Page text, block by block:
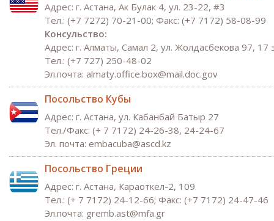
Адрес: г. Астана, Ак Булак 4, ул. 23-22, #3
Тел.: (+7 7272) 70-21-00; Факс: (+7 7172) 58-08-99
Консульство:
Адрес: г. Алматы, Самал 2, ул. Жолдасбекова 97, 17
Тел.: (+7 727) 250-48-02
Эл.почта: almaty.office.box@mail.doc.gov
Посольство Кубы
Адрес: г. Астана, ул. Кабанбай Батыр 27
Тел./Факс: (+ 7 7172) 24-26-38, 24-24-67
Эл. почта: embacuba@ascd.kz
Посольство Греции
Адрес: г. Астана, Караоткел-2, 109
Тел.: (+ 7 7172) 24-12-66; Факс: (+7 7172) 24-47-46
Эл.почта: gremb.ast@mfa.gr